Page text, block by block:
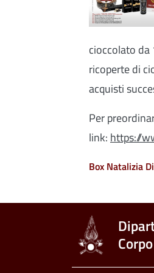
cioccolato da
ricoperte di
acquisti
Per
link:https://
Box Natalizia